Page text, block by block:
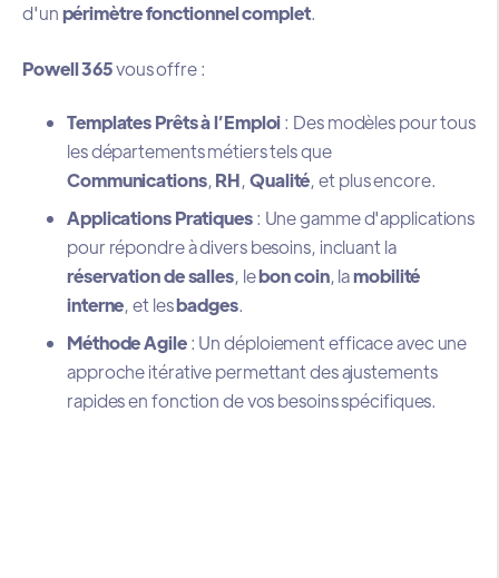
d'unpérimètre fonctionnel complet.
Powell 365vous offre :
Templates Prêts à l’Emploi: Des modèles pour tous
les départements métiers tels que
Communications,RH,Qualité, et plus encore.
Applications Pratiques: Une gamme d'applications
pour répondre à divers besoins, incluant la
réservation de salles, lebon coin, lamobilité
interne, et lesbadges.
Méthode Agile: Un déploiement efficace avec une
approche itérative permettant des ajustements
rapides en fonction de vos besoins spécifiques.